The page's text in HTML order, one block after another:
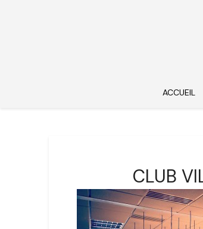
ACCUEIL
CLUB